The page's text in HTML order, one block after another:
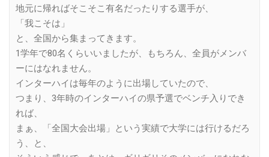
地元に帰ればそこそこ有名だったりする選手が、
「我こそは」
と、全国から集まってきます。
1学年で80名くらいいましたが、もちろん、全員がメンバ
ーにはなれません。
インターハイは毎年のように出場していたので、
つまり、3年時のインターハイの県予選でベンチ入りでき
れば、
まぁ、「全国大会出場」という実績で大学には行けるだろ
う、と、